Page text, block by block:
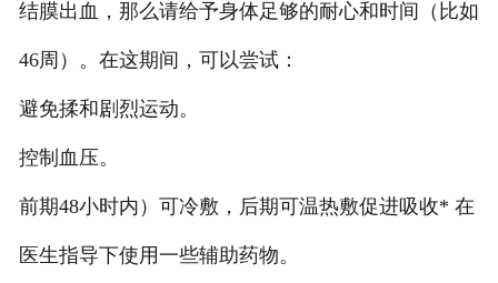
结膜出血，那么请给予身体足够的耐心和时间（比如
46周）。在这期间，可以尝试：
避免揉和剧烈运动。
控制血压。
前期48小时内）可冷敷，后期可温热敷促进吸收* 在
医生指导下使用一些辅助药物。